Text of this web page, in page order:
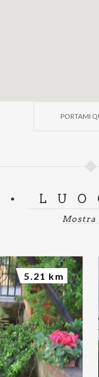
PORTAMI
5.21 km